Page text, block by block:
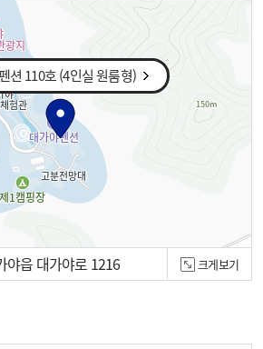
션 110호 (4인실 원룸형)
야읍 대가야로 1216 크게보기